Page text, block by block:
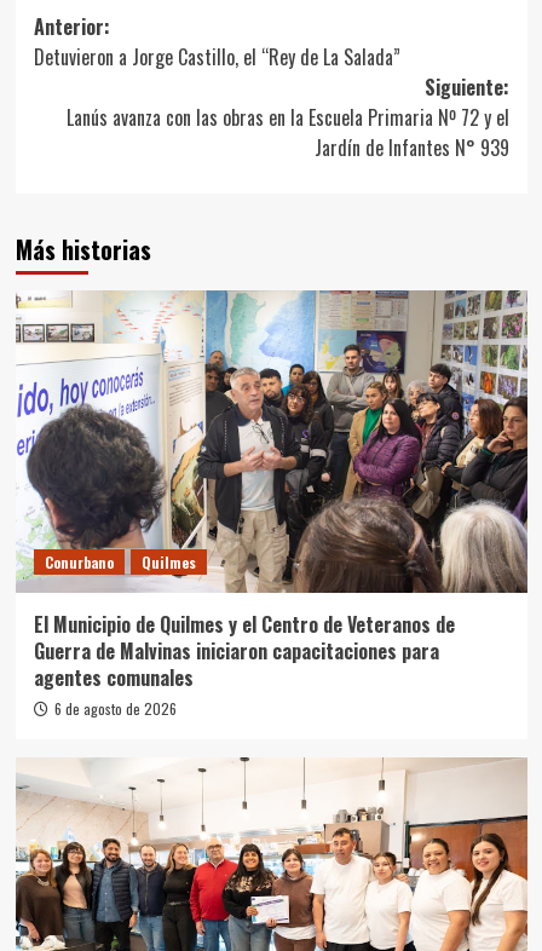
Navegación
de
entradas
Anterior:
Detuvieron a Jorge Castillo, el “Rey de La Salada”
Siguiente:
Lanús avanza con las obras en la Escuela Primaria Nº 72 y el
Jardín de Infantes N° 939
Más historias
Conurbano Quilmes
El Municipio de Quilmes y el Centro de Veteranos de
Guerra de Malvinas iniciaron capacitaciones para
agentes comunales
6 de agosto de 2026